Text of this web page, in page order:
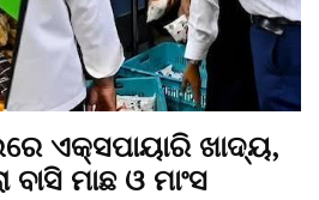
ଏକ୍ସପାୟାରି ଖାଦ୍ୟ,
ମାଛ ଓ ମାଂସ